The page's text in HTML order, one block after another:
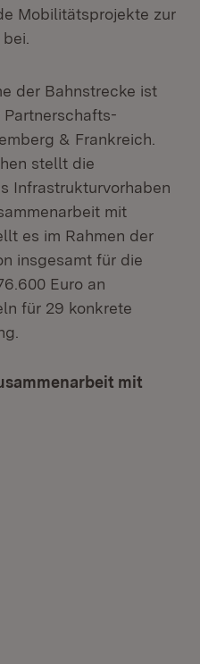
Mobilitätsprojekte zur
der Bahnstrecke ist
& Frankreich.
stellt die
Infrastrukturvorhaben
mit
es im Rahmen der
insgesamt für die
Euro an
für 29 konkrete
mit